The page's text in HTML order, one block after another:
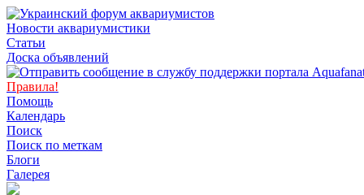
Новости аквариумистики
Статьи
Доска объявлений
Правила!
Помощь
Календарь
Поиск
Поиск по меткам
Блоги
Галерея